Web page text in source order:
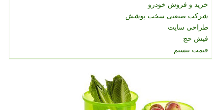
خرید و فروش خودرو
شرکت صنعتی سخت پوشش
طراحی سایت
فیش حج
قیمت بیسیم